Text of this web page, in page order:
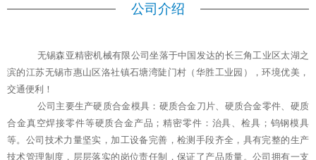
公司介绍
无锡森亚精密机械有限公司坐落于中国发达的长三角工业区太湖之
滨的江苏无锡市惠山区洛社镇石塘湾陡门村（华胜工业园），环境优美，
交通便利！
公司主要生产硬质合金模具：硬质合金刀片、硬质合金零件、硬质
合金真空焊接零件等硬质合金产品；精密零件：治具、检具；钨钢模具
等。公司技术力量坚实，加工设备完善，检测手段齐全，具有完整的生产
技术管理制度，层层落实的岗位责任制，保证了产品质量。公司拥有一支